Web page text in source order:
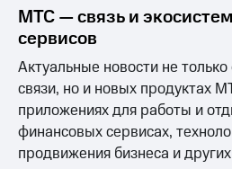
для
иностранцев
Оформить
чистый
номер
Выбрать
красивый
ТВ
с выгодным
Тарифы
Интернет,
ТВ и телефон
МТС — связь и
сервисов
Актуальные новости не
связи, но и новых продуктах
приложениях для работы и
финансовых сервисах,
продвижения бизнеса и